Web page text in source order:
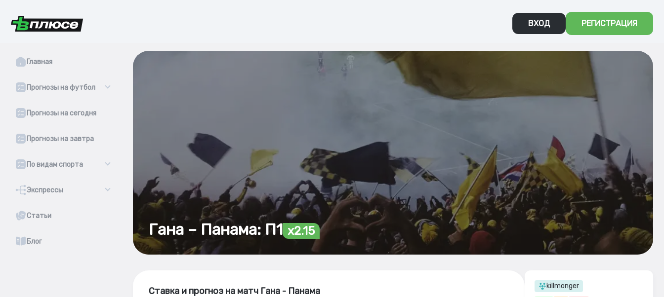
ВХОД РЕГИСТРАЦИЯ
Главная
Прогнозы на футбол
Прогнозы на сегодня
Прогнозы на завтра
По видам спорта
Экспрессы
Статьи
Блог
Гана – Панама: П1 x2.15
Ставка и прогноз на матч Гана - Панама
killmonger